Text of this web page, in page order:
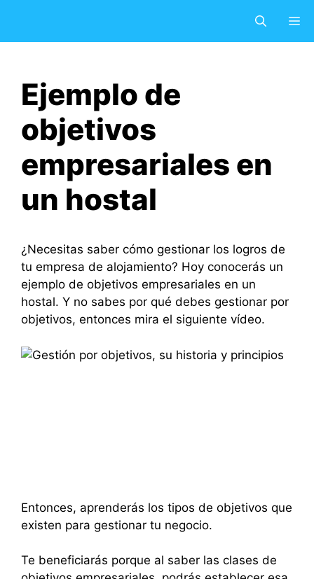
contenido
Ejemplo de
objetivos
empresariales en
un hostal
¿Necesitas saber cómo gestionar los logros de
tu empresa de alojamiento? Hoy conocerás un
ejemplo de objetivos empresariales en un
hostal. Y no sabes por qué debes gestionar por
objetivos, entonces mira el siguiente vídeo.
Entonces, aprenderás los tipos de objetivos que
existen para gestionar tu negocio.
Te beneficiarás porque al saber las clases de